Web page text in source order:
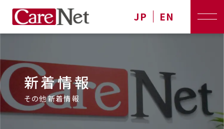
JP EN
新着情報
その他新着情報